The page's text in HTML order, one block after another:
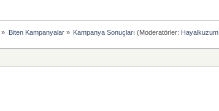
» Biten Kampanyalar» Kampanya Sonuçları (Moderatörler: Hayalkuzum,